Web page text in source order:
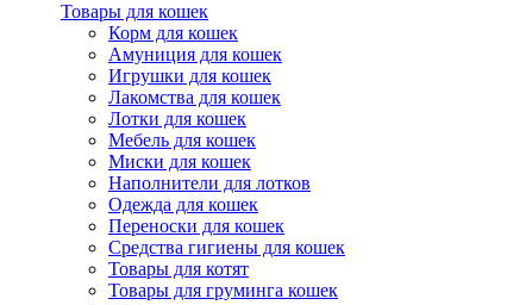
Товары для кошек
Корм для кошек
Амуниция для кошек
Игрушки для кошек
Лакомства для кошек
Лотки для кошек
Мебель для кошек
Миски для кошек
Наполнители для лотков
Одежда для кошек
Переноски для кошек
Средства гигиены для кошек
Товары для котят
Товары для груминга кошек